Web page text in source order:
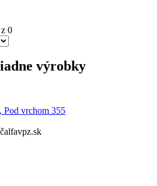
0
výrobky
Pod vrchom 355
alfavpz.sk